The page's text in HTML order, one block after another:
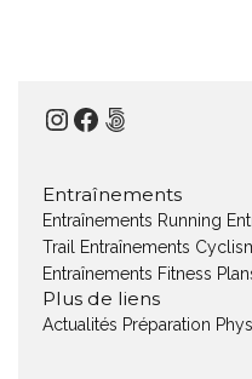
Instagram
Facebook
500px
Entraînements
Entraînements Running
Trail
Entraînements
Entraînements Fitness
Plus de liens
Actualités Préparation